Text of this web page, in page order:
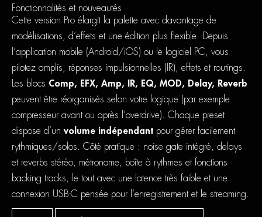
Fonctionnalités et nouveautés
Cette version Pro élargit la palette avec davantage de
modélisations, d’effets et une édition plus flexible. Depuis
l’application mobile (Android/iOS) ou le logiciel PC, vous
pilotez amplis, réponses impulsionnelles (IR), effets et routings.
Les blocs Comp, EFX, Amp, IR, EQ, MOD, Delay, Reverb
peuvent être réorganisés selon votre logique (par exemple
compresseur avant ou après l’overdrive). Chaque preset
dispose d’unvolume indépendant pour gérer facilement
rythmiques/solos. Côté pratique : noise gate intégré, delays
et reverbs stéréo, métronome, boîte à rythmes et fonctions
backing tracks, le tout avec une latence très faible et une
connexion USB-C pensée pour l’enregistrement et le streaming.